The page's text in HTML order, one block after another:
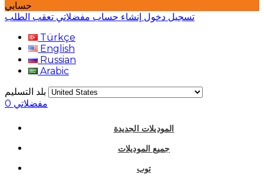
حسابي
تسجيل دخول إنشاء حساب مفضلاتي تعقب الطلب
Türkçe
English
Russian
Arabic
بلد التسليم
مفضلاتي 0
الموديلات الجديدة
جميع الموديلات
توب